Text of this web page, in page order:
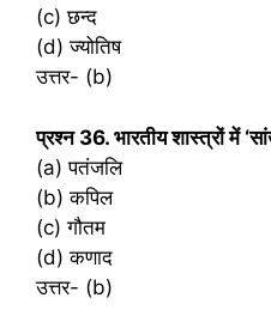
(c) छन्द
(d) ज्योतिष
उत्तर- (b)
प्रश्‍न 36. भारतीय शास्त्रों में
(a) पतंजलि
(b) कपिल
(c) गौतम
(d) कणाद
उत्तर- (b)